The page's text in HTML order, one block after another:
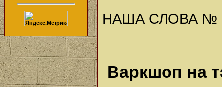
НАША СЛОВА № 5
Варкшоп на